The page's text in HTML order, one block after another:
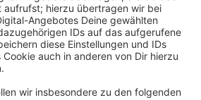
auf dem Laufenden
bleiben!
- mit unserem kostenlosen
Newsletter. Ob Nachrichten,